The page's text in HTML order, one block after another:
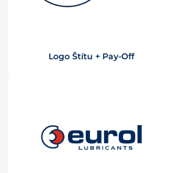
Logo Štítu + Pay-Off